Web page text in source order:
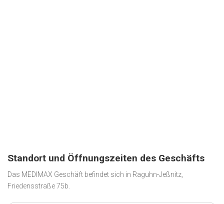
Standort und Öffnungszeiten des Geschäfts
Das MEDIMAX Geschäft befindet sich in Raguhn-Jeßnitz,
Friedensstraße 75b.